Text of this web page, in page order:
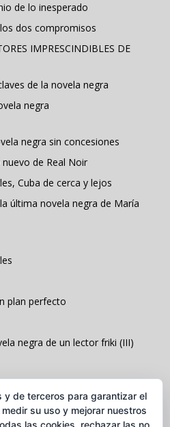
de lo inesperado
dos compromisos
IMPRESCINDIBLES DE
de la novela negra
negra
negra sin concesiones
nuevo de Real Noir
Cuba de cerca y lejos
última novela negra de María
plan perfecto
negra de un lector friki (III)
Publicaciones Caudal
y de terceros para garantizar el
su uso y mejorar nuestros
las cookies, rechazar las no